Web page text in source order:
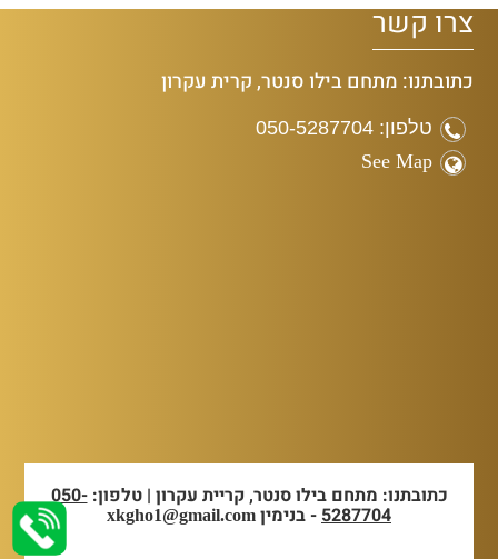
צרו קשר
כתובתנו: מתחם בילו סנטר, קרית עקרון
טלפון: 050-5287704
See Map
כתובתנו: מתחם בילו סנטר, קריית עקרון | טלפון:050-
5287704- בנימין xkgho1@gmail.com